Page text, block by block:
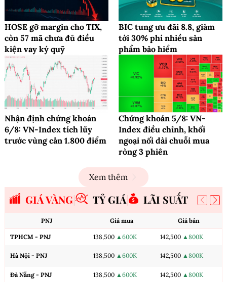
HOSE gỡ margin cho TIX,
còn 57 mã chưa đủ điều
kiện vay ký quỹ
BIC tung ưu đãi 8.8, giảm
tới 30% phí nhiều sản
phẩm bảo hiểm
Nhận định chứng khoán
6/8: VN-Index tích lũy
trước vùng cản 1.800 điểm
Chứng khoán 5/8: VN-
Index điều chỉnh, khối
ngoại nối dài chuỗi mua
ròng 3 phiên
Xem thêm
GIÁ VÀNG TỶ GIÁ LÃI SUẤT
PNJ Giá mua Giá bán
TPHCM - PNJ 138,500 ▲600K 142,500 ▲800K
Hà Nội - PNJ 138,500 ▲600K 142,500 ▲800K
Đà Nẵng - PNJ 138,500 ▲600K 142,500 ▲800K